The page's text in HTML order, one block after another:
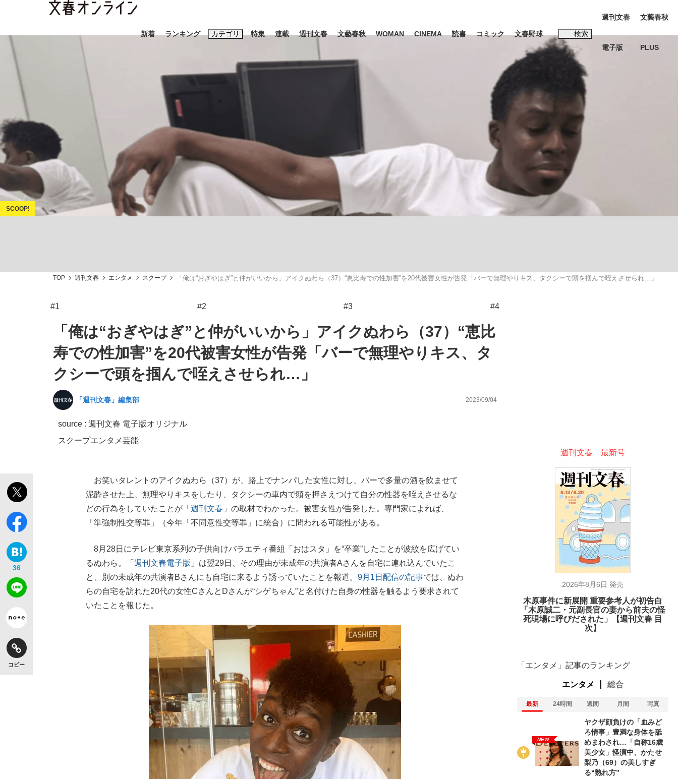
新着 ランキング カテゴリ
エンタメ ライフ 読書
「90%は失敗する。でも…」本田圭佑が初めて明かした日本代表監督に... 「最悪の空気のまま解散」WBC日本代表“敗戦”の真実 選手が明かす...
「目標達成できなかったからと言って…」サッカー日本代表・森保一監督...
特集
終戦から81年
the Style
連載 週刊文春 文藝春秋 WOMAN CINEMA 読書 コミック 文春野球 検索
キーワード入力
おすすめのキーワードタグ一覧
#森岡毅
#松田聖子
#玉木雄一郎
#亀和田武
週刊文春
電子版
文藝春秋
PLUS
TOP 週刊文春 エンタメ スクープ 「俺は“おぎやはぎ”と仲がいいから」アイクぬわら（37）“恵比寿での性加害”を20代被害女性が告発「バーで無理やりキス、タクシーで頭を掴んで咥えさせられ…」
#1 #2 #3 #4
「俺は“おぎやはぎ”と仲がいいから」アイクぬわら（37）“恵比
寿での性加害”を20代被害女性が告発「バーで無理やりキス、タ
クシーで頭を掴んで咥えさせられ…」
「週刊文春」編集部 2023/09/04
source : 週刊文春 電子版オリジナル
スクープエンタメ芸能
36
コピー
お笑いタレントのアイクぬわら（37）が、路上でナンパした女性に対し、バーで多量の酒を飲ませて
泥酔させた上、無理やりキスをしたり、タクシーの車内で頭を押さえつけて自分の性器を咥えさせるな
どの行為をしていたことが「 週刊文春 」の取材でわかった。被害女性が告発した。専門家によれば、
「準強制性交等罪」（今年「不同意性交等罪」に統合）に問われる可能性がある。
8月28日にテレビ東京系列の子供向けバラエティ番組「おはスタ」を“卒業”したことが波紋を広げてい
るぬわら。「 週刊文春電子版 」は翌29日、その理由が未成年の共演者Aさんを自宅に連れ込んでいたこ
と、別の未成年の共演者Bさんにも自宅に来るよう誘っていたことを報道。 9月1日配信の記事では、ぬわ
らの自宅を訪れた20代の女性CさんとDさんが“シゲちゃん”と名付けた自身の性器を触るよう要求されて
いたことを報じた。
週刊文春 最新号
2026年8月6日 発売
木原事件に新展開 重要参考人が初告白
「木原誠二・元副長官の妻から前夫の怪
死現場に呼びだされた」【週刊文春 目
次】
「エンタメ」記事のランキング
エンタメ 総合
最新 24時間 週間 月間 写真
NEW
ヤクザ顔負けの「血みど
ろ情事」豊満な身体を舐
めまわされ…「自称16歳
美少女」怪演中、かたせ
梨乃（69）の美しすぎ
る“熟れ方”